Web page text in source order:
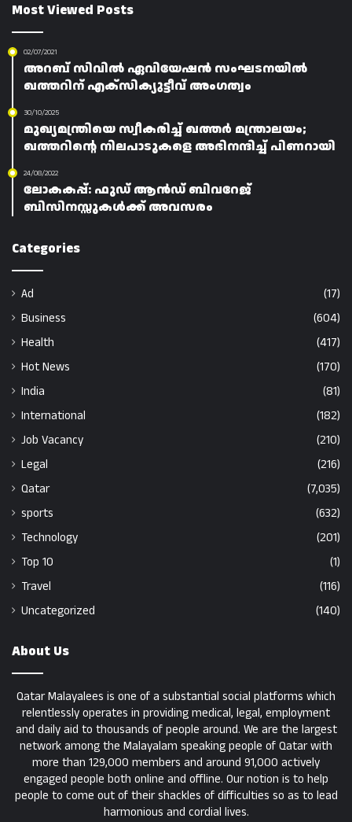
Most Viewed Posts
02/07/2021
അറബ് സിവിൽ ഏവിയേഷൻ സംഘടനയിൽ
ഖത്തറിന് എക്സിക്യുട്ടീവ് അംഗത്വം
30/10/2025
മുഖ്യമന്ത്രിയെ സ്വീകരിച്ച് ഖത്തർ മന്ത്രാലയം;
ഖത്തറിന്റെ നിലപാടുകളെ അഭിനന്ദിച്ച് പിണറായി
24/08/2022
ലോകകപ്പ്: ഫുഡ് ആൻഡ് ബിവറേജ്
ബിസിനസ്സുകൾക്ക് അവസരം
Categories
Ad
(17)
Business
(604)
Health
(417)
Hot News
(170)
India
(81)
International
(182)
Job Vacancy
(210)
Legal
(216)
Qatar
(7,035)
sports
(632)
Technology
(201)
Top 10
(1)
Travel
(116)
Uncategorized
(140)
About Us
Qatar Malayalees is one of a substantial social platforms which
relentlessly operates in providing medical, legal, employment
and daily aid to thousands of people around. We are the largest
network among the Malayalam speaking people of Qatar with
more than 129,000 members and around 91,000 actively
engaged people both online and offline. Our notion is to help
people to come out of their shackles of difficulties so as to lead
harmonious and cordial lives.